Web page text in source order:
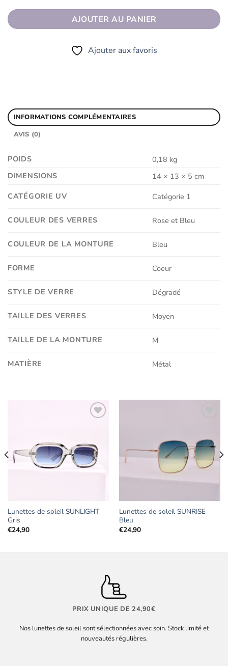
AJOUTER AU PANIER
Ajouter aux favoris
INFORMATIONS COMPLÉMENTAIRES
AVIS (0)
POIDS
0,18 kg
DIMENSIONS
14 × 13 × 5 cm
CATÉGORIE UV
Catégorie 1
COULEUR DES VERRES Rose et Bleu
COULEUR DE LA MONTURE Bleu
FORME Coeur
STYLE DE VERRE Dégradé
TAILLE DES VERRES Moyen
TAILLE DE LA MONTURE M
MATIÈRE Métal
Ajouter
aux
favoris
Lunettes de soleil SUNLIGHT
Gris
€24,90
Ajouter
aux
favoris
Lunettes de soleil SUNRISE
Bleu
€24,90
PRIX UNIQUE DE 24,90€
Nos lunettes de soleil sont sélectionnées avec soin. Stock limité et
nouveautés régulières.